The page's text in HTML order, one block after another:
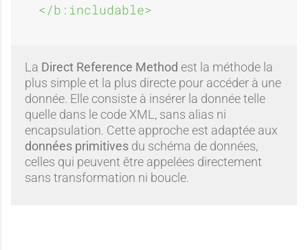
</b:includable>
La Direct Reference Method est la méthode la
plus simple et la plus directe pour accéder à une
donnée. Elle consiste à insérer la donnée telle
quelle dans le code XML, sans alias ni
encapsulation. Cette approche est adaptée aux
données primitives du schéma de données,
celles qui peuvent être appelées directement
sans transformation ni boucle.